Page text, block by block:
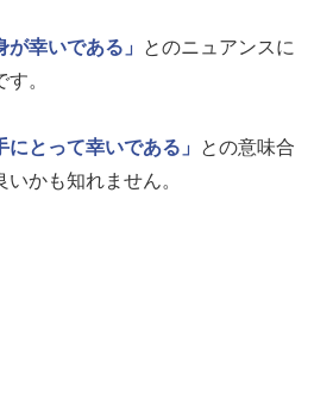
が幸いである」
とのニュアンスに
。
にとって幸いである」
との意味合
かも知れません。